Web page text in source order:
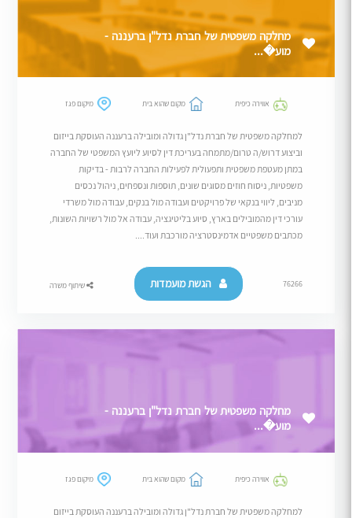
מחלקה משפטית של חברת נדל"ן ברעננה -
מוע�...
אווירה כיפית מקום שהוא בית מיקום פגז
למחלקה משפטית של חברת נדל"ן גדולה ומובילה ברעננה העוסקת בייזום
וביצוע דרוש/ה טרום/מתמחה בעריכת דין לסיוע ליועץ המשפטי של החברה
במתן מעטפת משפטית ותפעולית לפעילות החברה לרבות - בדיקות
משפטיות, ניסוח חוזים מסוגים שונים, תוספות ונספחים, ניהול נכסים
מניבים, ליווי בנקאי של פרויקטים ועבודה מול בנקים, עבודה מול משרדי
עורכי דין מהמובילים בארץ, סיוע בליטיגציה, עבודה אל מול רשויות השונות,
מכתבים משפטיים אדמינסטרציה מורכבת ועוד....
76266 הגשת מועמדות שיתוף משרה
מחלקה משפטית של חברת נדל"ן ברעננה -
מוע�...
אווירה כיפית מקום שהוא בית מיקום פגז
למחלקה משפטית של חברת נדל"ן גדולה ומובילה ברעננה העוסקת בייזום